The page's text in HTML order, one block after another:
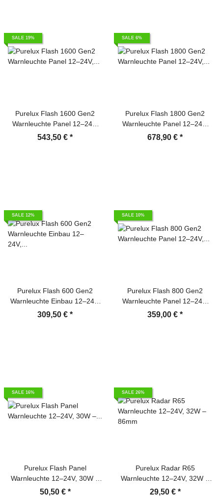
SALE 19%
Purelux Flash 1600 Gen2
Warnleuchte Panel 12–24V,
163W – 1600mm – inkl.
543,50 € *
SALE 6%
Purelux Flash 1800 Gen2
Warnleuchte Panel 12–24V,
186W – 1800mm – inkl.
678,90 € *
SALE 12%
Purelux Flash 600 Gen2
Warnleuchte Einbau 12–24V,
84W – 600mm – inkl.
309,50 € *
SALE 10%
Purelux Flash 800 Gen2
Warnleuchte Panel 12–24V,
102W – 800mm – inkl.
359,00 € *
SALE 16%
Purelux Flash Panel
Warnleuchte 12–24V, 30W –
220mm
50,50 € *
SALE 26%
Purelux Radar R65
Warnleuchte 12–24V, 32W –
86mm
29,50 € *